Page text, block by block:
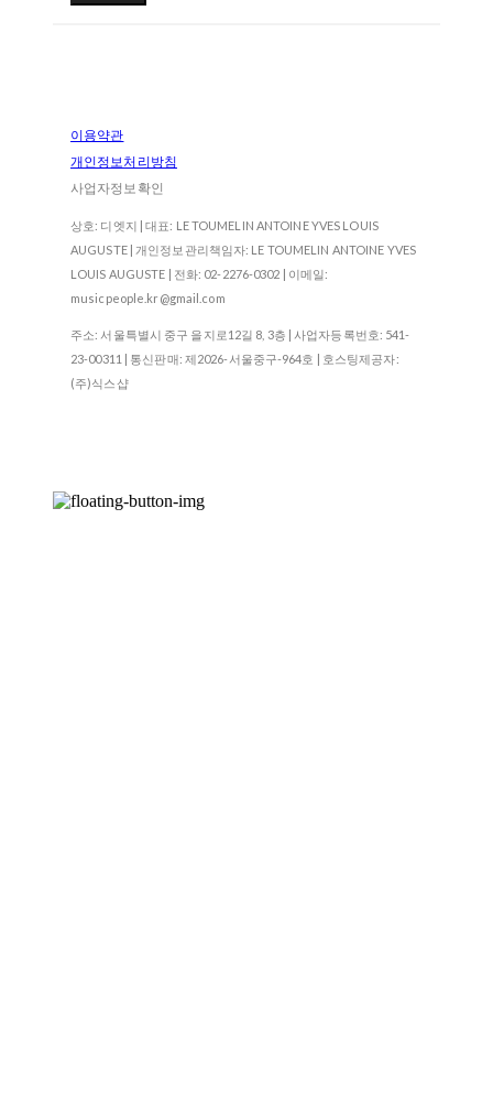
이용약관
개인정보처리방침
사업자정보확인
상호: 디엣지 | 대표: LE TOUMELIN ANTOINE YVES LOUIS
AUGUSTE | 개인정보관리책임자: LE TOUMELIN ANTOINE YVES
LOUIS AUGUSTE | 전화: 02-2276-0302 | 이메일:
musicpeople.kr@gmail.com
주소: 서울특별시 중구 을지로12길 8, 3층 | 사업자등록번호: 541-
23-00311 | 통신판매: 제2026-서울중구-964호 | 호스팅제공자:
(주)식스샵